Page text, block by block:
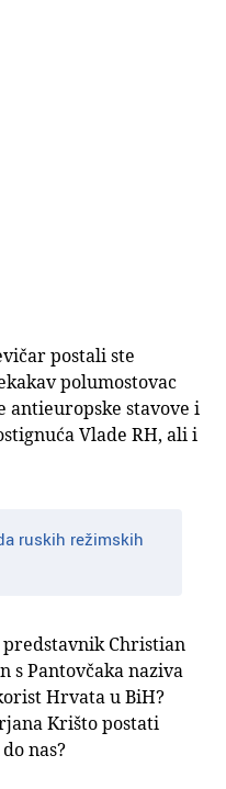
postali ste
polumostovac
antieuropske stavove i
Vlade RH, ali i
ruskih režimskih
Christian
s Pantovčaka naziva
Hrvata u BiH?
Krišto postati
nas?